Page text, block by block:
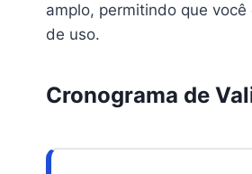
amplo, permitindo que
de uso.
Cronograma de